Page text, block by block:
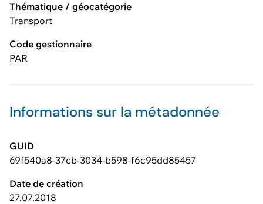
Thématique / géocatégorie
Transport
Code gestionnaire
PAR
Informations sur la métadonnée
GUID
69f540a8-37cb-3034-b598-f6c95dd85457
Date de création
27.07.2018